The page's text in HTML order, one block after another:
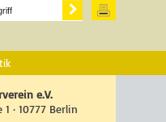
e.V.
· 10777 Berlin